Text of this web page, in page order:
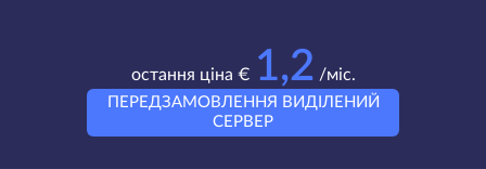
остання ціна € 1,2 /міс.
ПЕРЕДЗАМОВЛЕННЯ ВИДІЛЕНИЙ
СЕРВЕР